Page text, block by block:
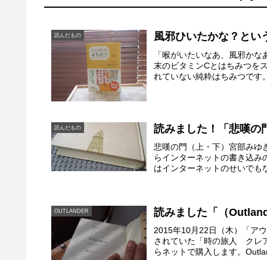
読んだもの 風邪ひいたかな？とい
「喉がいたいなあ、風邪か
末のビタミンCとはちみつを
れていない純粋はちみつです
読んだもの 読みました！「悲嘆の
悲嘆の門（上・下）宮部みゆ
らインターネットの書き込
はインターネットのせいでも
OUTLANDER 読みました「（
2015年10月22日（木）「ア
されていた「時の旅人 クレ
らネットで購入します。